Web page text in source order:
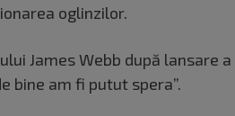
oglinzilor.
James Webb după lansare a
bine am fi putut spera”.